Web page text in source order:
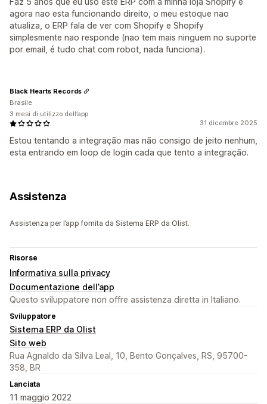
agora nao esta funcionando direito, o meu estoque nao
atualiza, o ERP fala de ver com Shopify e Shopify
simplesmente nao responde (nao tem mais ninguem no suporte
por email, é tudo chat com robot, nada funciona).
31 dicembre 2025
Estou tentando a integração mas não consigo de jeito nenhum,
esta entrando em loop de login cada que tento a integração.
Black Hearts Records
Brasile
3 mesi di utilizzo dell’app
Assistenza
Assistenza per l’app fornita da Sistema ERP da Olist.
Risorse
Informativa sulla privacy
Documentazione dell’app
Questo sviluppatore non offre assistenza diretta in Italiano.
Sviluppatore
Sistema ERP da Olist
Sito web
Rua Agnaldo da Silva Leal, 10, Bento Gonçalves, RS, 95700-
358, BR
Lanciata
11 maggio 2022